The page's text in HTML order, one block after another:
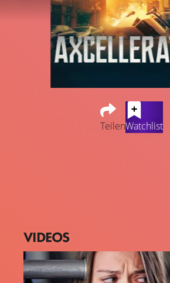
TeilenWatchlist
Der frechen Kassiererin Kate
VIDEOS